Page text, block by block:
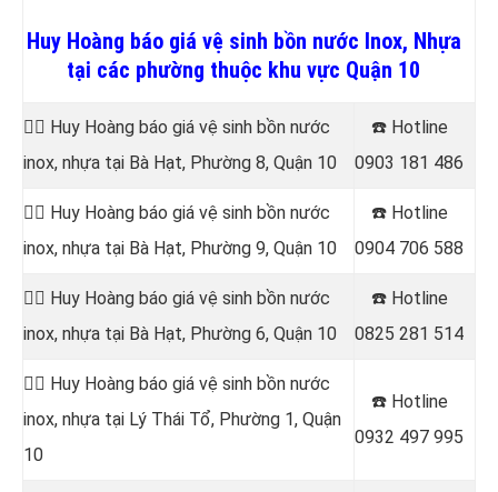
Huy Hoàng báo giá vệ sinh bồn nước Inox, Nhựa
tại các phường thuộc khu vực Quận 10
👷‍♂️ Huy Hoàng báo giá vệ sinh bồn nước
inox, nhựa tại Bà Hạt, Phường 8, Quận 10
☎️ Hotline
0903 181 486
👷‍♂️ Huy Hoàng báo giá vệ sinh bồn nước
inox, nhựa tại Bà Hạt, Phường 9, Quận 10
☎️ Hotline
0904 706 588
👷‍♂️ Huy Hoàng báo giá vệ sinh bồn nước
inox, nhựa tại Bà Hạt, Phường 6, Quận 10
☎️ Hotline
0825 281 514
👷‍♂️ Huy Hoàng báo giá vệ sinh bồn nước
inox, nhựa tại Lý Thái Tổ, Phường 1, Quận
10
☎️ Hotline
0932 497 995